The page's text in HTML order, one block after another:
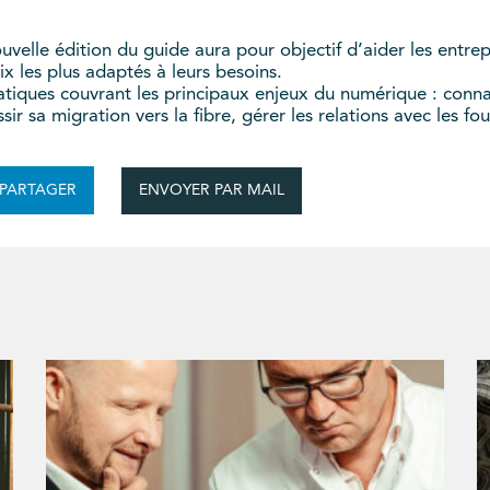
édition du guide aura pour objectif d’aider les
les plus adaptés à leurs besoins.
couvrant les principaux enjeux du numérique :
sa migration vers la fibre, gérer les relations avec les
ENVOYER PAR MAIL